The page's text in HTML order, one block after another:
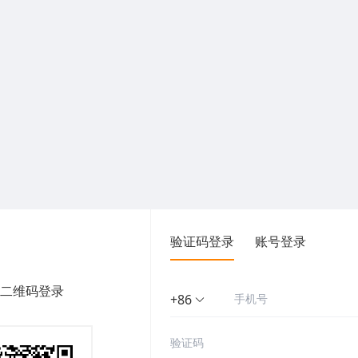
维码登录
验证码登录 账号登录
+86